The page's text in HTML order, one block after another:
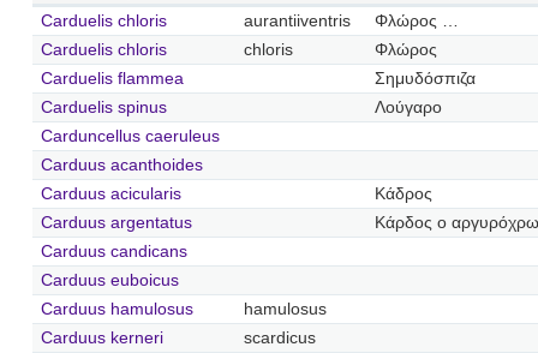
Carduelis chloris
aurantiiventris
Φλώρος …
Carduelis chloris
chloris
Φλώρος
Carduelis flammea
Σημυδόσπιζα
Carduelis spinus
Λούγαρο
Carduncellus caeruleus
Carduus acanthoides
Carduus acicularis
Κάδρος
Carduus argentatus
Κάρδος ο
Carduus candicans
Carduus euboicus
Carduus hamulosus
hamulosus
Carduus kerneri
scardicus